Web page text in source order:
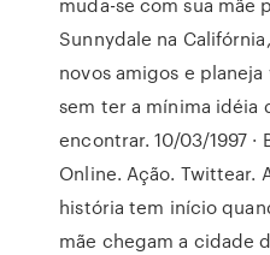
Sunnydale na
novos amigos e
sem ter a mínima idéia
encontrar. 10/03/1997 ·
Online. Ação. Twittear.
história tem início
mãe chegam a cidade